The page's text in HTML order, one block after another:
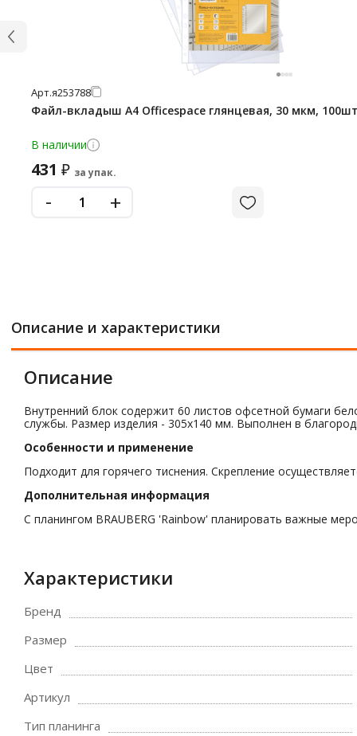
Арт.я253788
Файл-вкладыш А4 Officespace глянцевая, 30 мкм,
В наличии
431 ₽ за упак.
- +
Описание и характеристики
Описание
Внутренний блок содержит 60 листов офсетной бумаги
службы. Размер изделия - 305х140 мм. Выполнен в
Особенности и применение
Подходит для горячего тиснения. Скрепление
Дополнительная информация
С планингом BRAUBERG 'Rainbow' планировать важные
Характеристики
Бренд
Размер
Цвет
Артикул
Тип планинга